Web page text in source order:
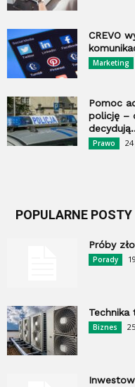
CREVO
Marketing
Pomoc
policję –
Prawo
POPULARNE POSTY
Próby
Porady
Technika
Biznes